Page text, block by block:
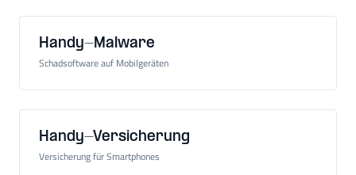
Handy-Malware
Schadsoftware auf Mobilgeräten
Handy-Versicherung
Versicherung für Smartphones